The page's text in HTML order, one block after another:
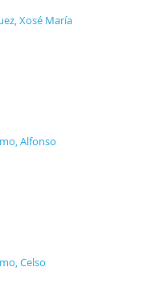
Xosé María
Alfonso
Celso